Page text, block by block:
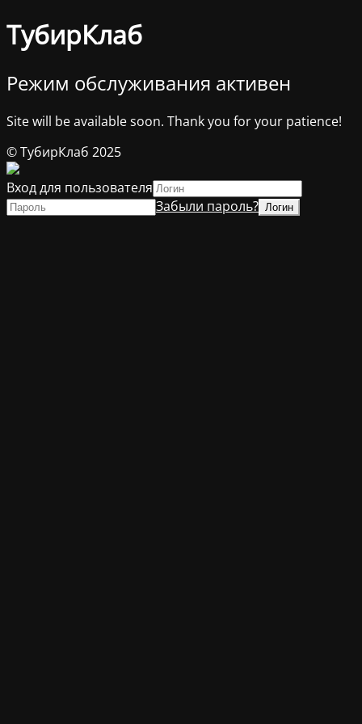
ТубирКлаб
Режим обслуживания активен
Site will be available soon. Thank you for your patience!
© ТубирКлаб 2025
Вход для пользователя
Забыли пароль?